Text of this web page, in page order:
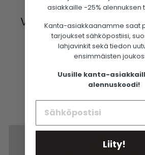
Valmistettu
kullasta
asiakkaille -25% alennuksen
Kanta-asiakkaanamme saat
tarjoukset sähköpostiisi,
lahjavinkit sekä tiedon
ensimmäisten
Uusille kanta-
alennuskoodi!
Liity!